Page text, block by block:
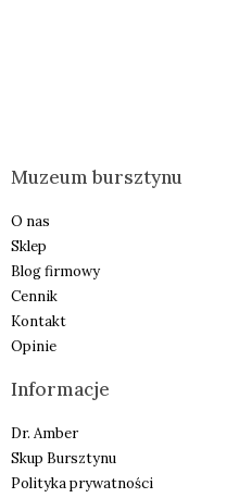
Muzeum bursztynu
O nas
Sklep
Blog firmowy
Cennik
Kontakt
Opinie
Informacje
Dr. Amber
Skup Bursztynu
Polityka prywatności